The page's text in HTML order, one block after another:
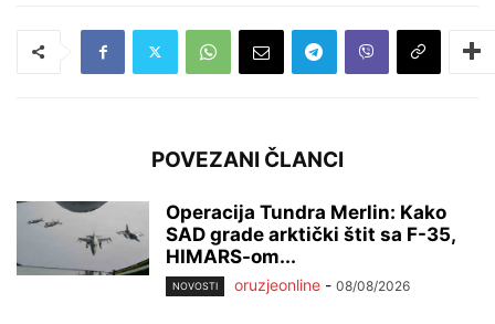
POVEZANI ČLANCI
Operacija Tundra Merlin: Kako
SAD grade arktički štit sa F-35,
HIMARS-om...
NOVOSTI oruzjeonline - 08/08/2026